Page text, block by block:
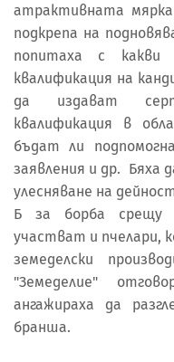
атрактивната
подкрепа на
попитаха с какви
квалификация на
да издават
квалификация в
бъдат ли
заявления и др. Бяха
улесняване на
Б за борба срещу
участват и пчелари,
земеделски
"Земеделие"
ангажираха да
бранша.